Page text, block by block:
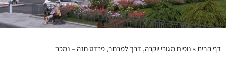
דף הבית» נופים מגורי יוקרה, דרך למרחב, פרדס חנה – נמכר